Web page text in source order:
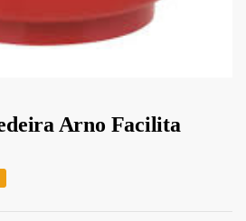
Arno Facilita